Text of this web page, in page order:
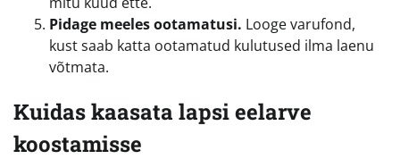
Pidage meeles ootamatusi. Looge varufond,
kust saab katta ootamatud kulutused ilma laenu
võtmata.
Kuidas kaasata lapsi eelarve
koostamisse